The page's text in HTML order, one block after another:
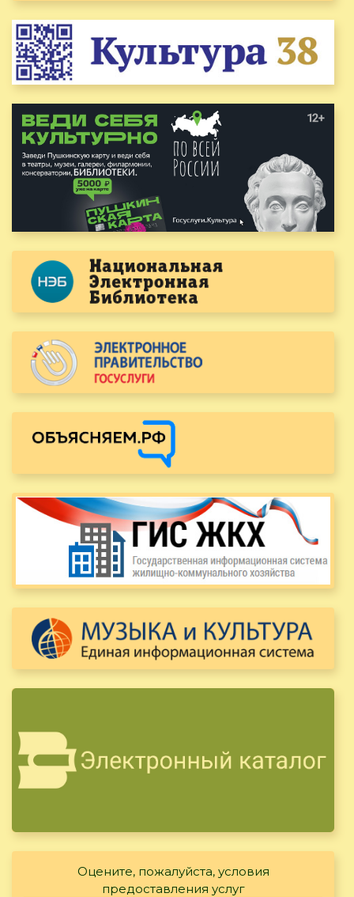
Оцените, пожалуйста, условия
предоставления услуг